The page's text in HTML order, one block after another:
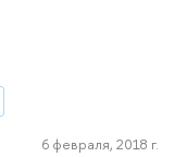
6 февраля, 2018 г.